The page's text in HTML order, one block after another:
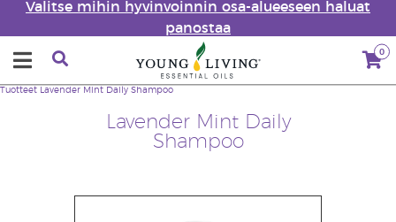
Valitse mihin hyvinvoinnin osa-alueeseen haluat
panostaa
0
Lavender Mint Daily
Shampoo
Tuotteet Lavender Mint Daily Shampoo